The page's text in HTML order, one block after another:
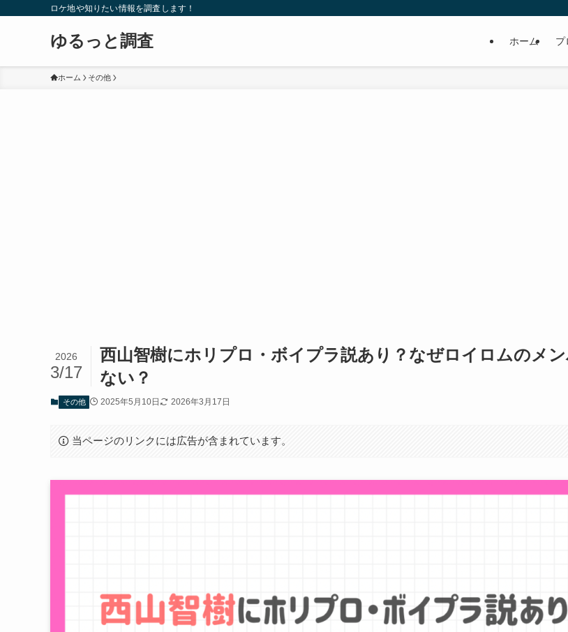
ロケ地や知りたい情報を調査します！
ゆるっと調査 ホーム プ
ホーム その他
西山智樹にホリプロ・ボイプラ説あり？なぜロイロムのメ
ない？
2026
3/17
その他 2025年5月10日 2026年3月17日
当ページのリンクには広告が含まれています。